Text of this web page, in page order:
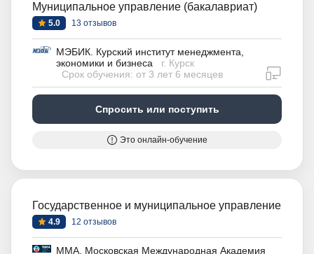
Муниципальное управление (бакалавриат)
5.0 13 отзывов
МЭБИК. Курский институт менеджмента,
экономики и бизнеса
г. Курск
Срок обучения: от 3 лет 6 месяцев
Спросить или поступить
Это онлайн-обучение
Государственное и муниципальное управление
4.9 12 отзывов
ММА. Московская Международная Академия